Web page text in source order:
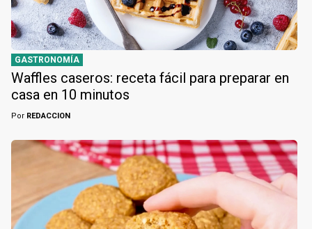
GASTRONOMÍA
Waffles caseros: receta fácil para preparar en
casa en 10 minutos
Por REDACCION